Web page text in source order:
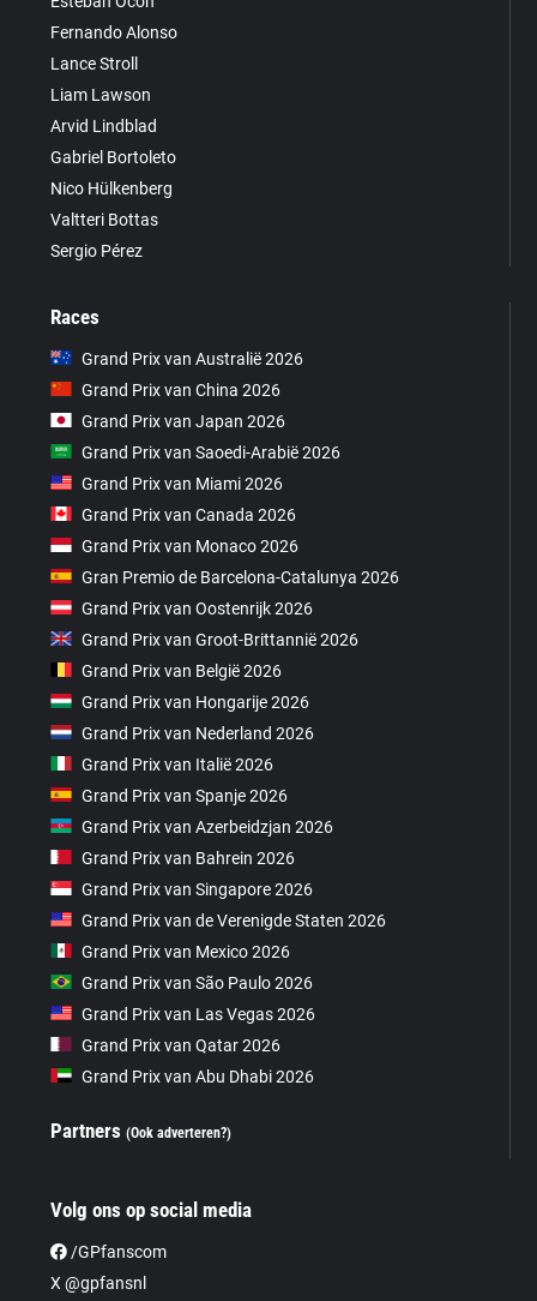
Fernando Alonso
Lance Stroll
Liam Lawson
Arvid Lindblad
Gabriel Bortoleto
Nico Hülkenberg
Valtteri Bottas
Sergio Pérez
Races
Grand Prix van Australië 2026
Grand Prix van China 2026
Grand Prix van Japan 2026
Grand Prix van Saoedi-Arabië 2026
Grand Prix van Miami 2026
Grand Prix van Canada 2026
Grand Prix van Monaco 2026
Gran Premio de Barcelona-Catalunya 2026
Grand Prix van Oostenrijk 2026
Grand Prix van Groot-Brittannië 2026
Grand Prix van België 2026
Grand Prix van Hongarije 2026
Grand Prix van Nederland 2026
Grand Prix van Italië 2026
Grand Prix van Spanje 2026
Grand Prix van Azerbeidzjan 2026
Grand Prix van Bahrein 2026
Grand Prix van Singapore 2026
Grand Prix van de Verenigde Staten 2026
Grand Prix van Mexico 2026
Grand Prix van São Paulo 2026
Grand Prix van Las Vegas 2026
Grand Prix van Qatar 2026
Grand Prix van Abu Dhabi 2026
Partners(Ook adverteren?)
Volg ons op social media
/GPfanscom
X @gpfansnl